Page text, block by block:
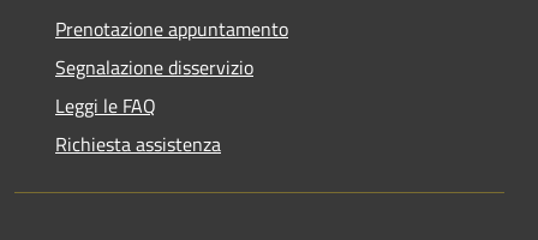
Prenotazione appuntamento
Segnalazione disservizio
Leggi le FAQ
Richiesta assistenza